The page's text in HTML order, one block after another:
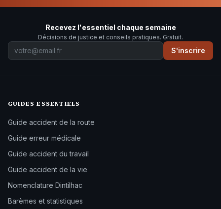
Recevez l'essentiel chaque semaine
Décisions de justice et conseils pratiques. Gratuit.
S'inscrire
GUIDES ESSENTIELS
Guide accident de la route
Guide erreur médicale
Guide accident du travail
Guide accident de la vie
Nomenclature Dintilhac
Barèmes et statistiques